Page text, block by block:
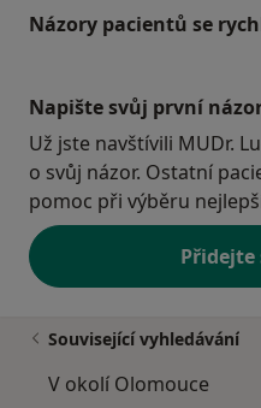
Názory pacientů se
Napište svůj první
Už jste navštívili MUDr.
o svůj názor. Ostatní
pomoc při výběru
Přidejte
Související vyhledávání
V okolí Olomouce